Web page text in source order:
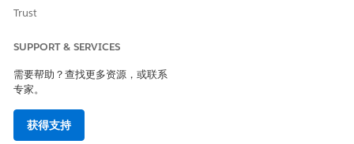
Trust
SUPPORT & SERVICES
需要帮助？查找更多资源，或联系
专家。
获得支持